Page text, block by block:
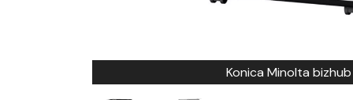
Konica Minolta bizhub